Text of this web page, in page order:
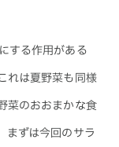
する作用がある
れは夏野菜も同様
菜のおおまかな食
まずは今回のサラ